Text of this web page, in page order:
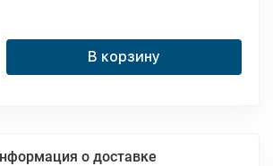
В корзину
о доставке